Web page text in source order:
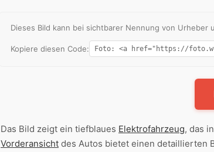
Dieses Bild kann bei sichtbarer Nennung von
Kopiere diesen Code:
Das Bild zeigt ein tiefblaues Elektrofahrzeug, das
Vorderansicht des Autos bietet einen detaillierten